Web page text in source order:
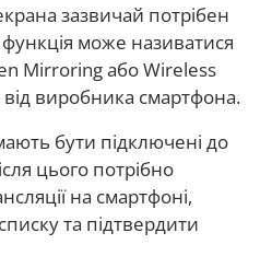
зазвичай потрібен
може називатися
Mirroring або Wireless
виробника смартфона.
бути підключені до
цього потрібно
на смартфоні,
та підтвердити